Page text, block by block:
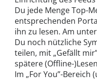
Du jede Menge Top-
entsprechenden
ihn zu lesen. Am
Du noch nützliche
teilen, mit „Gefällt
spätere (Offline-
Im „For You”-Bereich